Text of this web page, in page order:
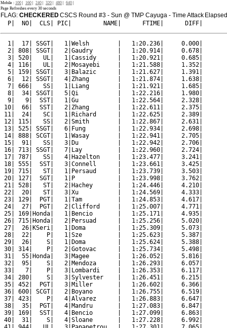
Mobile : 100 160 240 320 480 640
Page Refreshes every 30 seconds
FLAG: CHECKEREDCSCS Round #3 - Sun @ TMP Cayuga - Time Attack
  P|  NO|  CLS| PIC|         NAME|      FTIME|      DIFF|
  1|  17| SSGT|   1|Welsh        |   1:20.236|     0.000|
  2| 808| SSGT|   2|Gaudry       |   1:20.914|     0.678|
  3| 520|   UL|   1|Cassidy      |   1:20.921|     0.685|
  4| 116|   UL|   2|Mosayebi     |   1:21.588|     1.352|
  5| 159| SSGT|   3|Balazic      |   1:21.627|     1.391|
  6|  12| SSGT|   4|Zhang        |   1:21.874|     1.638|
  7| 666|   SS|   1|Liang        |   1:21.921|     1.685|
  8|  34| SSGT|   5|Qi           |   1:22.216|     1.980|
  9|   9|  SST|   1|Gu           |   1:22.564|     2.328|
10|  66|  SST|   2|Zhang        |   1:22.611|     2.375|
11|  24|   SC|   1|Richard      |   1:22.625|     2.389|
12| 115|   SS|   2|Smith        |   1:22.867|     2.631|
13| 525| SSGT|   6|Fung         |   1:22.934|     2.698|
14| 888| SCGT|   1|Wasay        |   1:22.941|     2.705|
15|  91|   SS|   3|Du           |   1:22.942|     2.706|
16| 713| SSGT|   7|Lay          |   1:22.960|     2.724|
17| 787|   SS|   4|Hazelton     |   1:23.477|     3.241|
18| 555|  SST|   3|Connell      |   1:23.661|     3.425|
19| 715|   ST|   1|Persaud      |   1:23.739|     3.503|
20| 127|  SGT|   1|P            |   1:23.998|     3.762|
21| 528|   ST|   2|Hachey       |   1:24.446|     4.210|
22|  20|   ST|   3|Xu           |   1:24.569|     4.333|
23| 129|  PGT|   1|Tam          |   1:24.853|     4.617|
24|  27|  PGT|   2|Clifford     |   1:25.007|     4.771|
25| 169|Honda|   1|Bencio       |   1:25.171|     4.935|
26| 715|Honda|   2|Persuad      |   1:25.256|     5.020|
27|  26|KSeri|   1|Doma         |   1:25.309|     5.073|
28|  22|    P|   1|Sze          |   1:25.623|     5.387|
29|  26|    S|   1|Doma         |   1:25.624|     5.388|
30| 314|    P|   2|Gotovac      |   1:25.734|     5.498|
31|  55|Honda|   3|Magee        |   1:26.052|     5.816|
32|  95|    S|   2|Mendoza      |   1:26.293|     6.057|
33|   7|    P|   3|Lombardi     |   1:26.353|     6.117|
34| 280|    S|   3|Sylvester    |   1:26.451|     6.215|
35| 452|  PGT|   3|Miller       |   1:26.602|     6.366|
36| 600| SCGT|   2|Boyano       |   1:26.755|     6.519|
37| 423|    P|   4|Alvarez      |   1:26.883|     6.647|
38|  35|  PGT|   4|Mandru       |   1:27.083|     6.847|
39| 169|  SST|   4|Bencio       |   1:27.099|     6.863|
40|  31|    S|   4|Sloane       |   1:27.228|     6.992|